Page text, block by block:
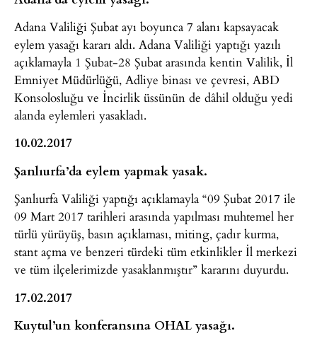
Adana Valiliği Şubat ayı boyunca 7 alanı kapsayacak
eylem yasağı kararı aldı. Adana Valiliği yaptığı yazılı
açıklamayla 1 Şubat-28 Şubat arasında kentin Valilik, İl
Emniyet Müdürlüğü, Adliye binası ve çevresi, ABD
Konsolosluğu ve İncirlik üssünün de dâhil olduğu yedi
alanda eylemleri yasakladı.
10.02.2017
Şanlıurfa’da eylem yapmak yasak.
Şanlıurfa Valiliği yaptığı açıklamayla “09 Şubat 2017 ile
09 Mart 2017 tarihleri arasında yapılması muhtemel her
türlü yürüyüş, basın açıklaması, miting, çadır kurma,
stant açma ve benzeri türdeki tüm etkinlikler İl merkezi
ve tüm ilçelerimizde yasaklanmıştır” kararını duyurdu.
17.02.2017
Kuytul’un konferansına OHAL yasağı.